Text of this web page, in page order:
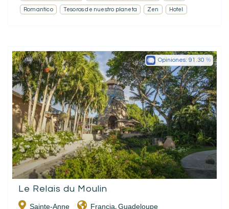
Romantico Tesoros de nuestro planeta Zen Hotel
Le Relais du Moulin
Sainte-Anne Francia, Guadeloupe
Opiniones: 91.30